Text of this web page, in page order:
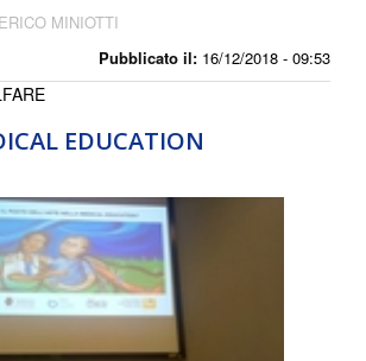
Pubblicato il: 16/12/2018 - 09:53
MINIOTTI
EDUCATION